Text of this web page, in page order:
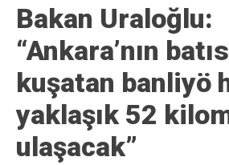
Bakan Uraloğlu:
“Ankara’nın
kuşatan banliyö
yaklaşık 52
ulaşacak”